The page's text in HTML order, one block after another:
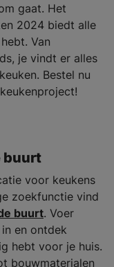
gaat. Het
2024 biedt alle
Van
je vindt er alles
Bestel nu
buurt
voor keukens
zoekfunctie vind
buurt. Voer
en ontdek
hebt voor je huis.
bouwmaterialen